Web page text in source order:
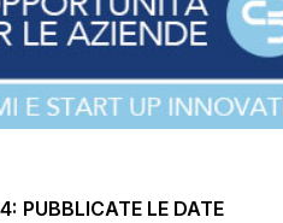
PUBBLICATE LE DATE